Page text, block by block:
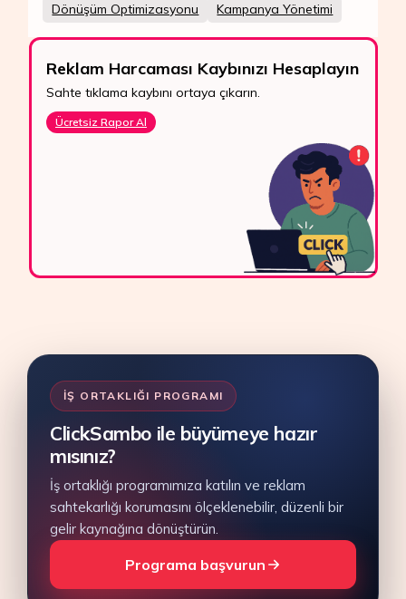
Dönüşüm Optimizasyonu
Kampanya Yönetimi
Reklam Harcaması Kaybınızı Hesaplayın
Sahte tıklama kaybını ortaya çıkarın.
Ücretsiz Rapor Al
İŞ ORTAKLIĞI PROGRAMI
ClickSambo ile büyümeye hazır
mısınız?
İş ortaklığı programımıza katılın ve reklam
sahtekarlığı korumasını ölçeklenebilir, düzenli bir
gelir kaynağına dönüştürün.
Programa başvurun